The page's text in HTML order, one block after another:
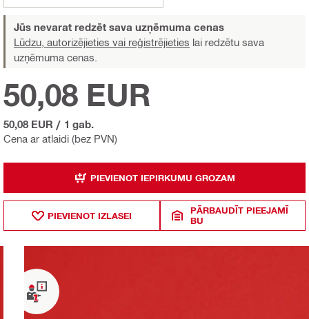
Jūs nevarat redzēt sava uzņēmuma cenas
Lūdzu, autorizējieties vai reģistrējieties lai redzētu sava
uzņēmuma cenas.
Cena ar atlaidi (bez PVN)
50,08 EUR
50,08 EUR / 1 gab.
PIEVIENOT IEPIRKUMU GROZAM
PIEVIENOT IZLASEI
PĀRBAUDĪT PIEEJAMĪ
BU